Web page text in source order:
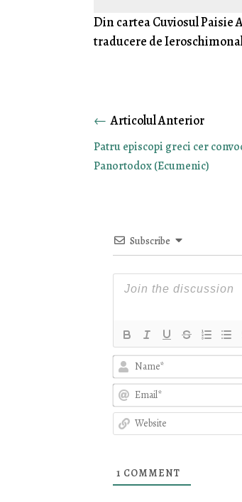
Din cartea Cuviosul Paisie
traducere de
←
Patru episcopi greci cer
Panortodox (Ecumenic)
Subscribe
1 COMMENT